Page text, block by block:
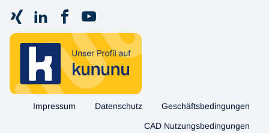
Impressum Datenschutz Geschäftsbedingungen
CAD Nutzungsbedingungen